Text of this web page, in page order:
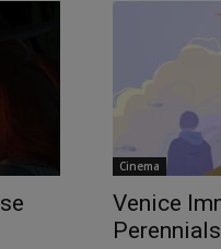
Cinema
Venice